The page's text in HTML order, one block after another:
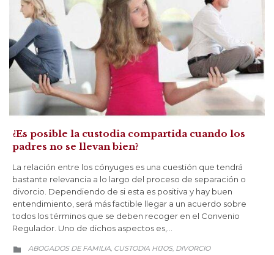
¿Es posible la custodia compartida cuando los
padres no se llevan bien?
La relación entre los cónyuges es una cuestión que tendrá
bastante relevancia a lo largo del proceso de separación o
divorcio. Dependiendo de si esta es positiva y hay buen
entendimiento, será más factible llegar a un acuerdo sobre
todos los términos que se deben recoger en el Convenio
Regulador. Uno de dichos aspectos es,…
 CATEGORY
ABOGADOS DE FAMILIA, CUSTODIA HIJOS, DIVORCIO